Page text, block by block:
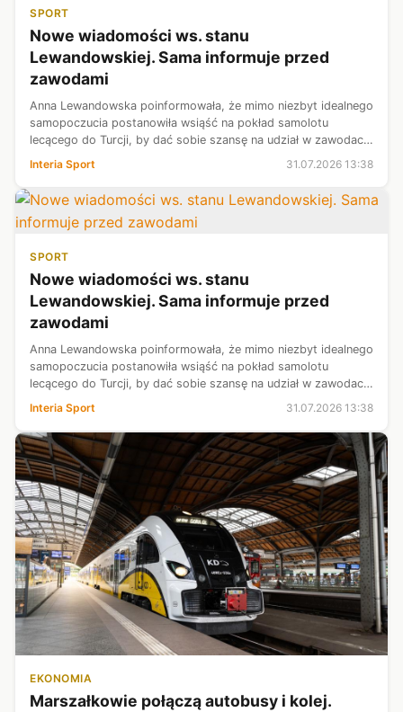
SPORT
Nowe wiadomości ws. stanu
Lewandowskiej. Sama informuje przed
zawodami
Anna Lewandowska poinformowała, że mimo niezbyt idealnego
samopoczucia postanowiła wsiąść na pokład samolotu
lecącego do Turcji, by dać sobie szansę na udział w zawodach
Hyrox. Kilkanaście godzin później doszło do zwrotu akcji. Żona
"Lewego" z radośc...
Interia Sport 31.07.2026 13:38
SPORT
Nowe wiadomości ws. stanu
Lewandowskiej. Sama informuje przed
zawodami
Anna Lewandowska poinformowała, że mimo niezbyt idealnego
samopoczucia postanowiła wsiąść na pokład samolotu
lecącego do Turcji, by dać sobie szansę na udział w zawodach
Hyrox. Kilkanaście godzin później doszło do zwrotu akcji. Żona
"Lewego" z radośc...
Interia Sport 31.07.2026 13:38
EKONOMIA
Marszałkowie połączą autobusy i kolej.